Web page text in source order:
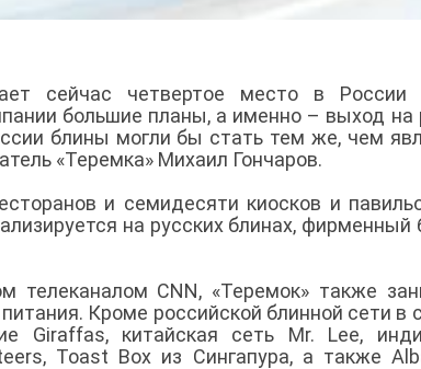
сейчас четвертое место в России
большие планы, а именно – выход на
блины могли бы стать тем же, чем
«Теремка» Михаил Гончаров.
и семидесяти киосков и
на русских блинах, фирменный
телеканалом СNN, «Теремок» также
Кроме российской блинной сети в
Giraffas, китайская сеть Mr. Lee,
Toast Box из Сингапура, а также